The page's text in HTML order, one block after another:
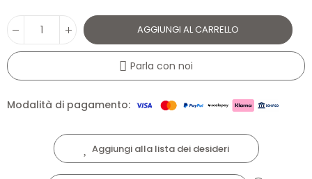
AGGIUNGI AL CARRELLO
Parla con noi
Modalità di pagamento:
Aggiungi alla lista dei desideri